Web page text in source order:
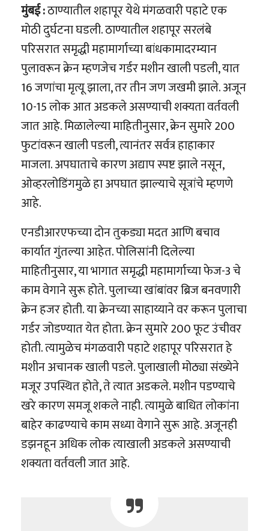
मुंबई :ठाण्यातील शहापूर येथे मंगळवारी पहाटे एक
मोठी दुर्घटना घडली. ठाण्यातील शहापूर सरलंबे
परिसरात समृद्धी महामार्गाच्या बांधकामादरम्यान
पुलावरून क्रेन म्हणजेच गर्डर मशीन खाली पडली, यात
16 जणांचा मृत्यू झाला, तर तीन जण जखमी झाले. अजून
10-15 लोक आत अडकले असण्याची शक्यता वर्तवली
जात आहे. मिळालेल्या माहितीनुसार, क्रेन सुमारे 200
फुटांवरून खाली पडली, त्यानंतर सर्वत्र हाहाकार
माजला. अपघाताचे कारण अद्याप स्पष्ट झाले नसून,
ओव्हरलोडिंगमुळे हा अपघात झाल्याचे सूत्रांचे म्हणणे
आहे.
एनडीआरएफच्या दोन तुकड्या मदत आणि बचाव
कार्यात गुंतल्या आहेत. पोलिसांनी दिलेल्या
माहितीनुसार, या भागात समृद्धी महामार्गाच्या फेज-3 चे
काम वेगाने सुरू होते. पुलाच्या खांबांवर ब्रिज बनवणारी
क्रेन हजर होती. या क्रेनच्या साहाय्याने वर करून पुलाचा
गर्डर जोडण्यात येत होता. क्रेन सुमारे 200 फूट उंचीवर
होती. त्यामुळेच मंगळवारी पहाटे शहापूर परिसरात हे
मशीन अचानक खाली पडले. पुलाखाली मोठ्या संख्येने
मजूर उपस्थित होते, ते त्यात अडकले. मशीन पडण्याचे
खरे कारण समजू शकले नाही. त्यामुळे बाधित लोकांना
बाहेर काढण्याचे काम सध्या वेगाने सुरू आहे. अजूनही
डझनहून अधिक लोक त्याखाली अडकले असण्याची
शक्यता वर्तवली जात आहे.